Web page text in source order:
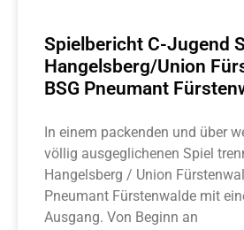
Spielbericht C-Jugend
Hangelsberg/Union
BSG Pneumant
In einem packenden und über
völlig ausgeglichenen Spiel
Hangelsberg / Union
Pneumant Fürstenwalde mit
Ausgang. Von Beginn an